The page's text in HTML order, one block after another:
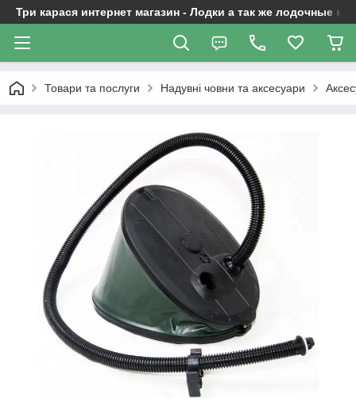
Три карася интернет магазин - Лодки а так же лодочные
Товари та послуги Надувні човни та аксесуари